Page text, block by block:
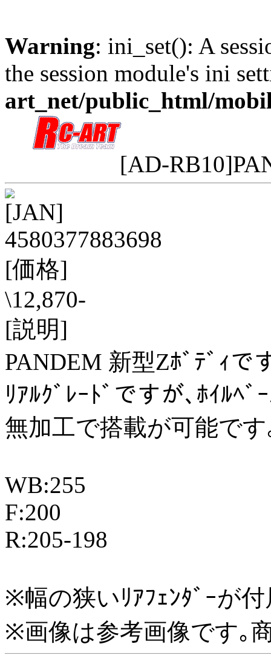
Warning: ini_set(): A
the session module's ini
art_net/public_html/
[AD-
[JAN]
4580377883698
[価格]
\12,870-
[説明]
PANDEM 新型Zﾎﾞﾃﾞｨで
ﾘｱﾙｸﾞﾚｰﾄﾞですが､ﾎｲﾙﾍ
無加工で搭載が可能です
WB:255
F:200
R:205-198
※幅の狭いﾘｱﾌｪﾝﾀﾞｰが
※画像は参考画像です｡